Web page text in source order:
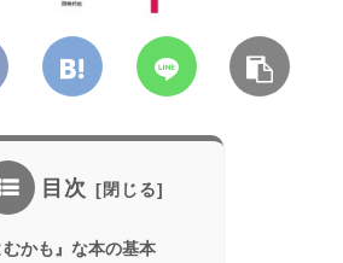
目次
むかも』な本の基本